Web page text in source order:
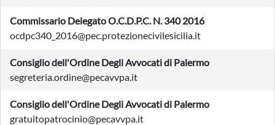
Commissario Delegato O.C.D.P.C. N. 340 2016
ocdpc340_2016@pec.protezionecivilesicilia.it
Consiglio dell'Ordine Degli Avvocati di Palermo
segreteria.ordine@pecavvpa.it
Consiglio dell'Ordine Degli Avvocati di Palermo
gratuitopatrocinio@pecavvpa.it